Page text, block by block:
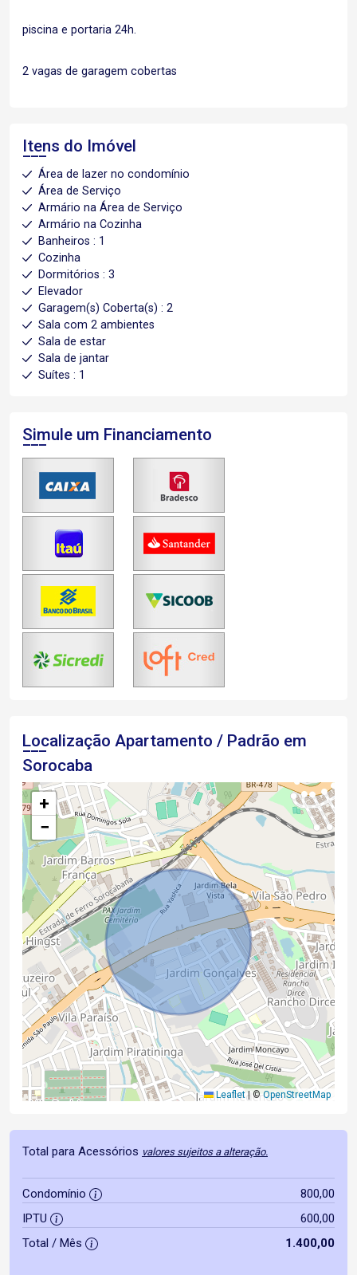
piscina e portaria 24h.
2 vagas de garagem cobertas
Itens do Imóvel
Área de lazer no condomínio
Área de Serviço
Armário na Área de Serviço
Armário na Cozinha
Banheiros : 1
Cozinha
Dormitórios : 3
Elevador
Garagem(s) Coberta(s) : 2
Sala com 2 ambientes
Sala de estar
Sala de jantar
Suítes : 1
Simule um Financiamento
Localização Apartamento / Padrão em
Sorocaba
+
−
Leaflet ©OpenStreetMap
Total para Acessórios valores sujeitos a alteração.
Condomínio
800,00
IPTU
600,00
Total / Mês
1.400,00